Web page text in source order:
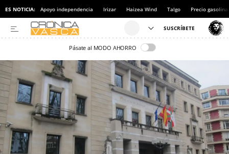
ES NOTICIA: Apoyo independencia Irizar Haizea Wind Talgo Precio gasolina
Pásate al MODO AHORRO